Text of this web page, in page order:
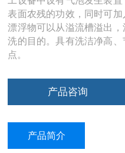
表面农残的功效，同时可加
漂浮物可以从溢流槽溢出
洗的目的。具有洗洁净高
点。
产品咨询
产品简介